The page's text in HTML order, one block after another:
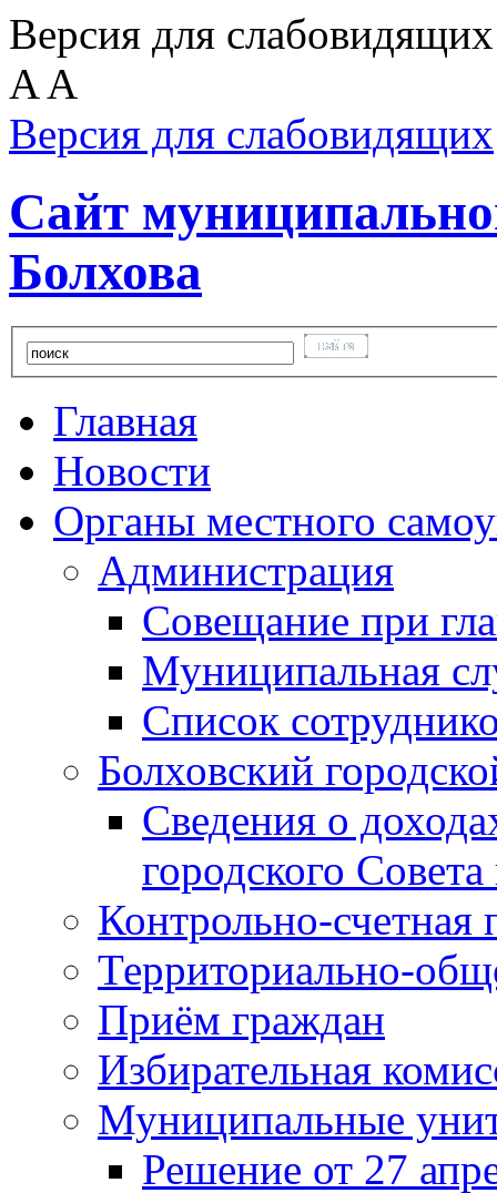
Версия для
A A
Версия для слабовидящих
Сайт
Болхова
Главная
Новости
Органы местного
Администрация
Совещание при
Муниципальная
Список
Болховский
Сведения о
городского
Контрольно-счетная
Территориально-
Приём граждан
Избирательная
Муниципальные
Решение от 27